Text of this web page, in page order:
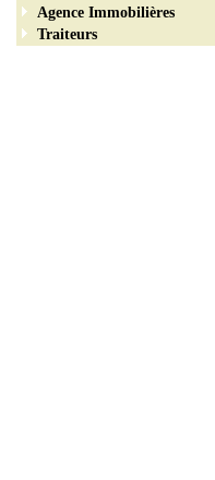
Agence Immobilières
Traiteurs